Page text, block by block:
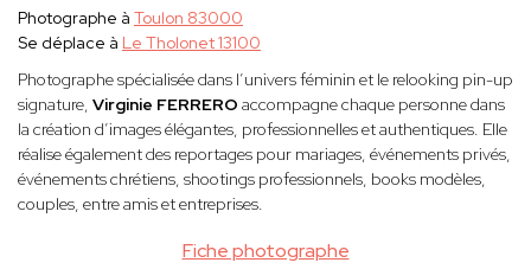
Fiche photographe
Photographe à Toulon 83000
Se déplace à Le Tholonet 13100
Photographe spécialisée dans l’univers féminin et le relooking pin-up
signature, Virginie FERRERO accompagne chaque personne dans
la création d’images élégantes, professionnelles et authentiques. Elle
réalise également des reportages pour mariages, événements privés,
événements chrétiens, shootings professionnels, books modèles,
couples, entre amis et entreprises.